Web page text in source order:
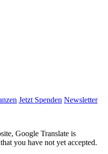
Jetzt Spenden Newsletter
Google Translate is
you have not yet accepted.